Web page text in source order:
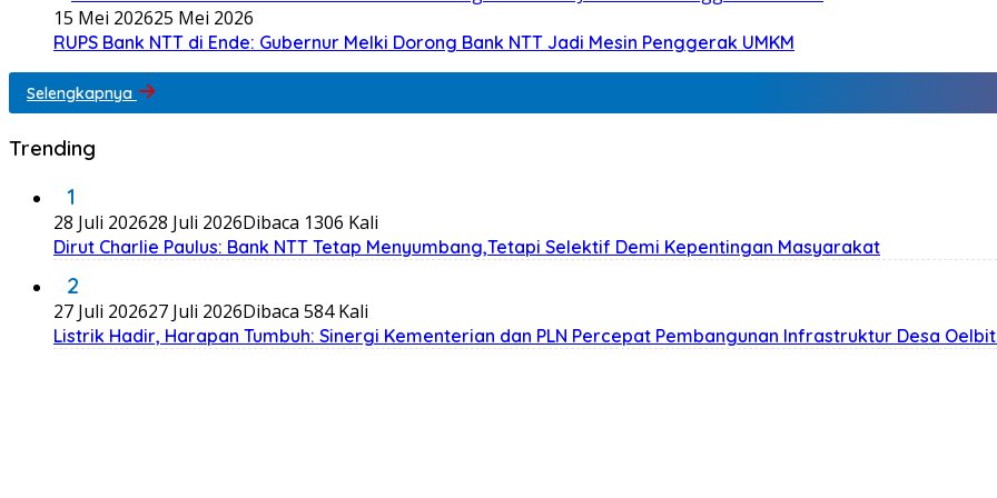
15 Mei 202625 Mei 2026
RUPS Bank NTT di Ende: Gubernur Melki Dorong Bank NTT Jadi Mesin Penggerak UMKM
Selengkapnya
Trending
1
28 Juli 202628 Juli 2026Dibaca 1306 Kali
Dirut Charlie Paulus: Bank NTT Tetap Menyumbang,Tetapi Selektif Demi Kepentingan Masyarakat
2
27 Juli 202627 Juli 2026Dibaca 584 Kali
Listrik Hadir, Harapan Tumbuh: Sinergi Kementerian dan PLN Percepat Pembangunan Infrastruktur Desa